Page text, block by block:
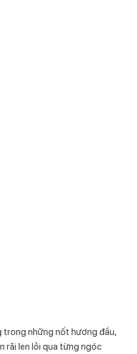
trong những nốt hương đầu,
rãi len lỏi qua từng ngóc